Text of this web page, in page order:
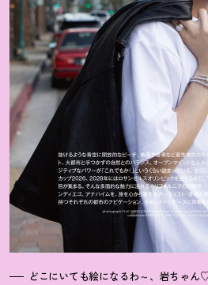
どこにいても絵になるわ～、岩ちゃん